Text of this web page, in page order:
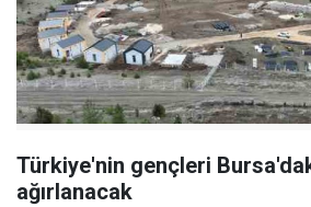
Türkiye'nin gençleri
ağırlanacak